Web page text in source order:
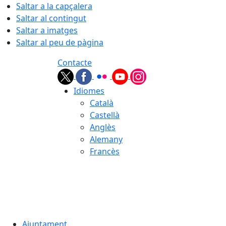
Saltar a la capçalera
Saltar al contingut
Saltar a imatges
Saltar al peu de pàgina
Contacte
Idiomes
Català
Castellà
Anglès
Alemany
Francès